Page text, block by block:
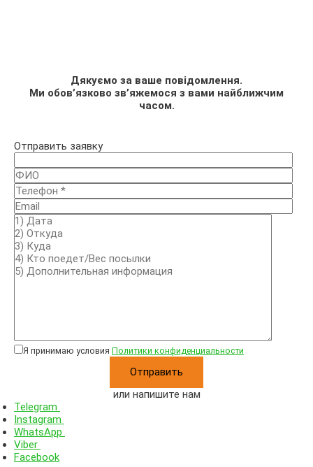
Дякуємо за ваше повідомлення.
Ми обов’язково зв’яжемося з вами найближчим
часом.
Отправить заявку
Я принимаю условия Политики конфиденциальности
или напишите нам
Telegram
Instagram
WhatsApp
Viber
Facebook